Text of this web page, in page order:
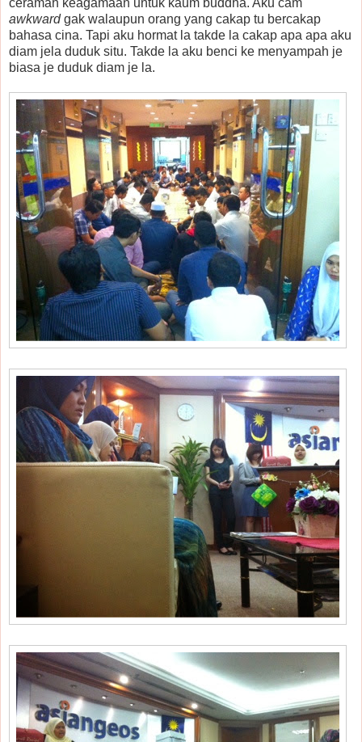
awkwardgak walaupun orang yang cakap tu bercakap
bahasa cina. Tapi aku hormat la takde la cakap apa apa aku
diam jela duduk situ. Takde la aku benci ke menyampah je
biasa je duduk diam je la.